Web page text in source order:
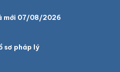
mới 07/08/2026
sơ pháp lý